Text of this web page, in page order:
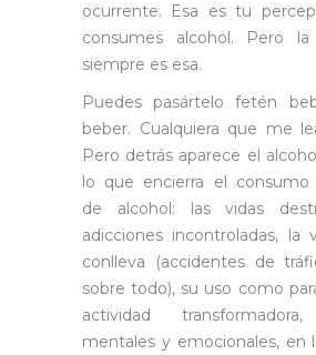
ocurrente. Esa es tu
consumes alcohol. Pero
siempre es esa.
Puedes pasártelo fetén
beber. Cualquiera que me
Pero detrás aparece el
lo que encierra el consumo
de alcohol: las vidas
adicciones incontroladas, la
conlleva (accidentes de
sobre todo), su uso como
actividad
mentales y emocionales, en